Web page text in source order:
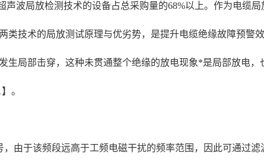
波局放检测技术的设备占总采购量的68%以上。作为电缆
技术的局放测试原理与优劣势，是提升电缆绝缘故障预警效
局部击穿，这种未贯通整个绝缘的放电现象*是局部放电，
。
由于该频段远高于工频电磁干扰的频率范围，因此可通过滤